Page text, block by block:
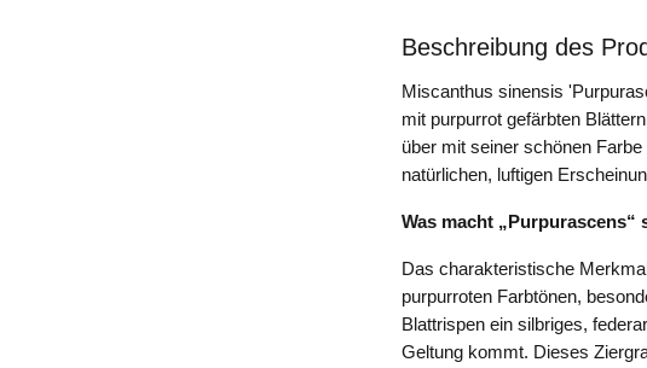
Beschreibung des
Miscanthus sinensis
mit purpurrot gefärbten
über mit seiner schönen
natürlichen, luftigen
Was macht „Purpurascens“
Das charakteristische
purpurroten Farbtönen,
Blattrispen ein silbriges,
Geltung kommt. Dieses